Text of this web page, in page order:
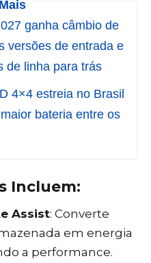
ganha câmbio de
versões de entrada e
de linha para trás
4×4 estreia no Brasil
bateria entre os
Incluem:
Assist: Converte
em energia
a performance.